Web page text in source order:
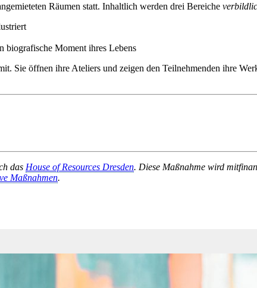
Räumen statt. Inhaltlich werden drei Bereiche
biografische Moment ihres Lebens
Sie öffnen ihre Ateliers und zeigen den Teilnehmenden ihre
das House of Resources Dresden. Diese Maßnahme wird
Maßnahmen.